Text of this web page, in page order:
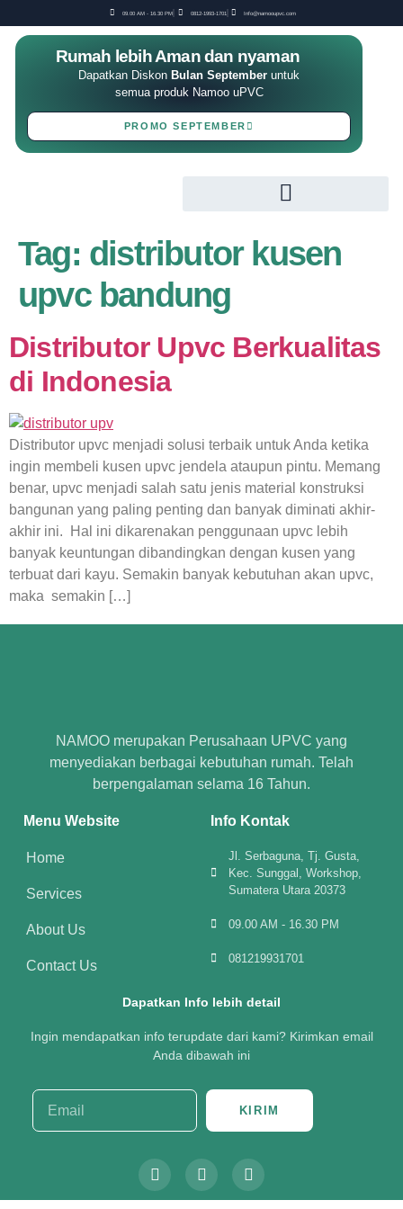
09.00 AM - 16.30 PM 0812-1993-1701 Info@namooupvc.com
Rumah lebih Aman dan nyaman
Dapatkan Diskon Bulan September untuk
semua produk Namoo uPVC
PROMO SEPTEMBER
Tag: distributor kusen
upvc bandung
Distributor Upvc Berkualitas
di Indonesia
Distributor upvc menjadi solusi terbaik untuk Anda ketika
ingin membeli kusen upvc jendela ataupun pintu. Memang
benar, upvc menjadi salah satu jenis material konstruksi
bangunan yang paling penting dan banyak diminati akhir-
akhir ini. Hal ini dikarenakan penggunaan upvc lebih
banyak keuntungan dibandingkan dengan kusen yang
terbuat dari kayu. Semakin banyak kebutuhan akan upvc,
maka semakin […]
NAMOO merupakan Perusahaan UPVC yang
menyediakan berbagai kebutuhan rumah. Telah
berpengalaman selama 16 Tahun.
Menu Website
Home
Services
About Us
Contact Us
Info Kontak
Jl. Serbaguna, Tj. Gusta,
Kec. Sunggal, Workshop,
Sumatera Utara 20373
09.00 AM - 16.30 PM
081219931701
Dapatkan Info lebih detail
Ingin mendapatkan info terupdate dari kami? Kirimkan email
Anda dibawah ini
KIRIM